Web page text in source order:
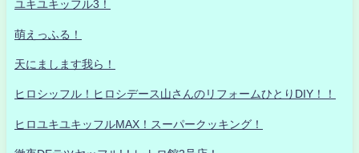
ユキユキッフル3！
萌えっふる！
天にまします我ら！
ヒロシッフル！ヒロシデース山さんのリフォームひとりDIY！！
ヒロユキユキッフルMAX！スーパークッキング！